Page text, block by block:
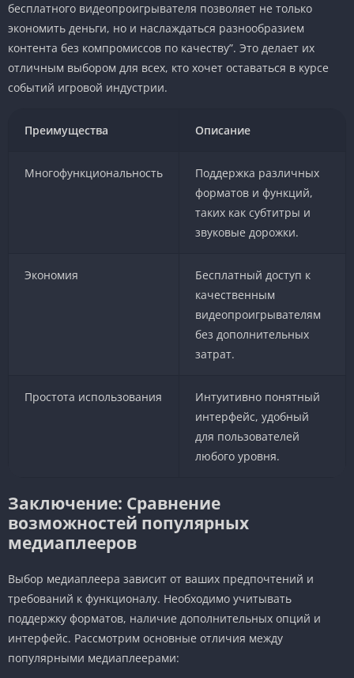
бесплатного видеопроигрывателя позволяет не только
экономить деньги, но и наслаждаться разнообразием
контента без компромиссов по качеству”. Это делает их
отличным выбором для всех, кто хочет оставаться в курсе
событий игровой индустрии.
Преимущества Описание
Многофункциональность
Поддержка различных
форматов и функций,
таких как субтитры и
звуковые дорожки.
Экономия
Бесплатный доступ к
качественным
видеопроигрывателям
без дополнительных
затрат.
Простота использования
Интуитивно понятный
интерфейс, удобный
для пользователей
любого уровня.
Заключение: Сравнение
возможностей популярных
медиаплееров
Выбор медиаплеера зависит от ваших предпочтений и
требований к функционалу. Необходимо учитывать
поддержку форматов, наличие дополнительных опций и
интерфейс. Рассмотрим основные отличия между
популярными медиаплеерами: